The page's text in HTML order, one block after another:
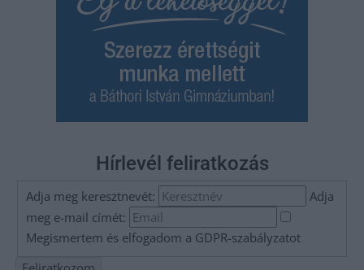
Hírlevél feliratkozás
Adja meg keresztnevét:
Adja
meg e-mail címét:
Megismertem és elfogadom a GDPR-szabályzatot